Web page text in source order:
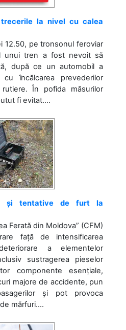
la nivel cu calea
12.50, pe tronsonul feroviar
unui tren a fost nevoit să
după ce un automobil a
încălcarea prevederilor
rutiere. În pofida măsurilor
fi evitat....
și tentative de furt la
Ferată din Moldova” (CFM)
față de intensificarea
a elementelor
sustragerea pieselor
componente esențiale,
majore de accidente, pun
și pot provoca
mărfuri....